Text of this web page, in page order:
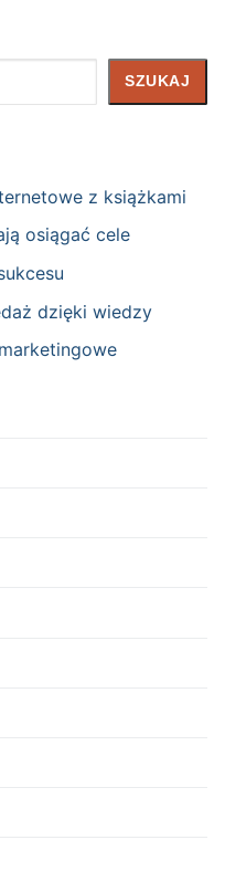
SZUKAJ
z książkami
osiągać cele
dzięki wiedzy